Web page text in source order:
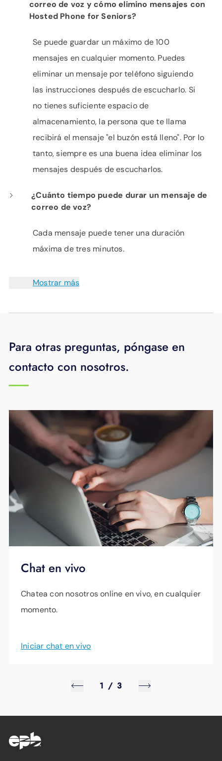
correo de voz y cómo elimino mensajes con
Hosted Phone for Seniors?
Se puede guardar un máximo de 100
mensajes en cualquier momento. Puedes
eliminar un mensaje por teléfono siguiendo
las instrucciones después de escucharlo. Si
no tienes suficiente espacio de
almacenamiento, la persona que te llama
recibirá el mensaje "el buzón está lleno". Por lo
tanto, siempre es una buena idea eliminar los
mensajes después de escucharlos.
¿Cuánto tiempo puede durar un mensaje de
correo de voz?
Cada mensaje puede tener una duración
máxima de tres minutos.
Mostrar más
Para otras preguntas, póngase en
contacto con nosotros.
Chat en vivo
Chatea con nosotros online en vivo, en cualquier
momento.
Iniciar chat en vivo
1 / 3